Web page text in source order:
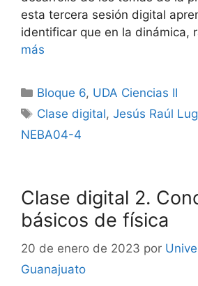
esta tercera sesión digital
identificar que en la dinámica,
más
Categorías
Bloque 6, UDA Ciencias II
Etiquetas
Clase digital,Jesús Raúl
NEBA04-4
Clase digital 2.
básicos de física
20 de enero de 2023 por
Guanajuato